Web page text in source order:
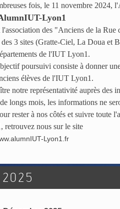
fois, le 11 novembre 2024,
Lyon1
des "Anciens de la Rue
3 sites (Gratte-Ciel, La Doua et
de l'IUT Lyon1.
poursuivi consiste à donner
élèves de l'IUT Lyon1.
notre représentativité auprès des
longs mois, les informations ne
rester à nos côtés et suivre toute
retrouvez nous sur le site
Lyon1.fr